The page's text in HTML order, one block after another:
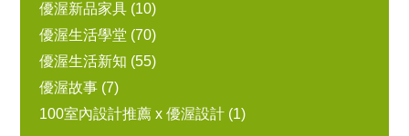
優渥新品家具 (10)
優渥生活學堂 (70)
優渥生活新知 (55)
優渥故事 (7)
100室內設計推薦 x 優渥設計 (1)